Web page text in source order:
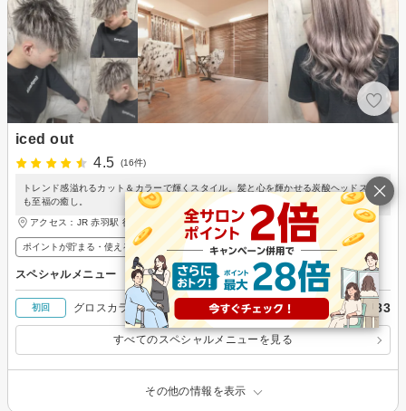
iced out
4.5
(16件)
トレンド感溢れるカット＆カラーで輝くスタイル。髪と心を輝かせる炭酸ヘッドスパ
も至福の癒し。
アクセス：JR 赤羽駅 徒歩2分
ポイントが貯まる・使える メンズ歓迎
スペシャルメニュー
初回 グロスカラー＆シールエクステ52cm 60本 ￥31,083
すべてのスペシャルメニューを見る
その他の情報を表示